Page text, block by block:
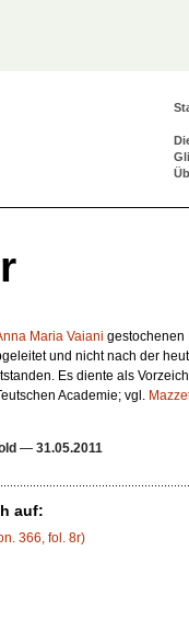
Maria Vaiani gestochenen
und nicht nach der
Es diente als
Academie; vgl.
— 31.05.2011
auf:
366, fol. 8r)